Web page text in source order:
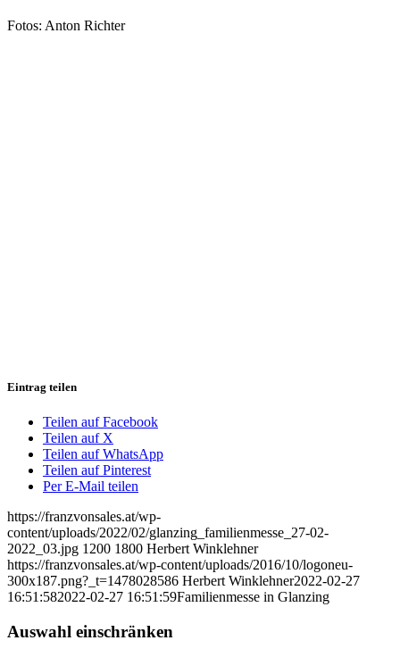
Fotos: Anton Richter
Eintrag teilen
Teilen auf Facebook
Teilen auf X
Teilen auf WhatsApp
Teilen auf Pinterest
Per E-Mail teilen
https://franzvonsales.at/wp-
content/uploads/2022/02/glanzing_familienmesse_27-02-
2022_03.jpg 1200 1800 Herbert Winklehner
https://franzvonsales.at/wp-content/uploads/2016/10/logoneu-
300x187.png?_t=1478028586 Herbert Winklehner2022-02-27
16:51:582022-02-27 16:51:59Familienmesse in Glanzing
Auswahl einschränken